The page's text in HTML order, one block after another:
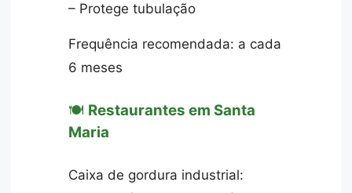
– Protege tubulação
Frequência recomendada: a cada
6 meses
🍽️ Restaurantes em Santa
Maria
Caixa de gordura industrial: